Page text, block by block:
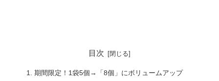
目次
期間限定！1袋5個→「8個」にボリュームアップ